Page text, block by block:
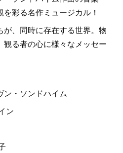
彩る名作ミュージカル！
が、同時に存在する世界。物
る者の心に様々なメッセー
ン・ソンドハイム
ン